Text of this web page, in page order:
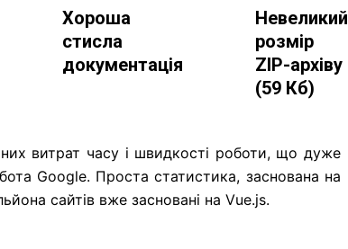
Хороша
стисла
документація
Невеликий
розмір
ZIP-архіву
(59 Кб)
витрат часу і швидкості роботи, що дуже
Google. Проста статистика, заснована на
сайтів вже засновані на Vue.js.